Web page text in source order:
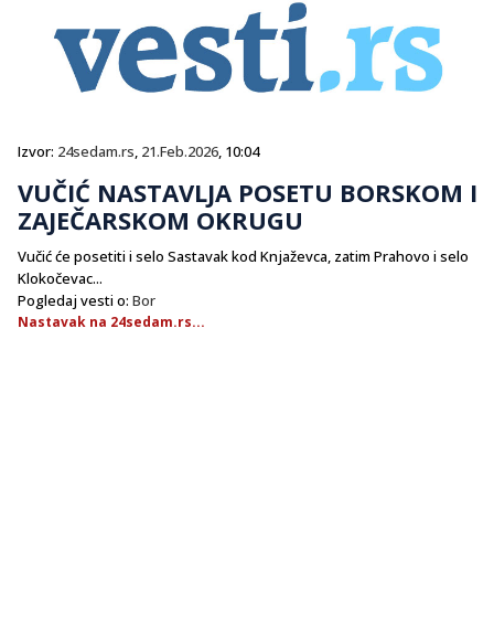
Izvor: 24sedam.rs, 21.Feb.2026, 10:04
VUČIĆ NASTAVLJA POSETU BORSKOM I
ZAJEČARSKOM OKRUGU
Vučić će posetiti i selo Sastavak kod Knjaževca, zatim Prahovo i selo
Klokočevac...
Pogledaj vesti o: Bor
Nastavak na 24sedam.rs...